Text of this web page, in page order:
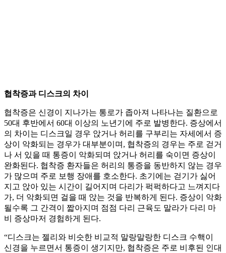
협착증과 디스크의 차이
협착증은 신경이 지나가는 통로가 좁아져 나타나는 질환으로
50대 후반에서 60대 이상의 노년기에 주로 발병한다. 증상에서
의 차이는 디스크일 경우 앉거나 허리를 구부리는 자세에서 증
상이 악화되는 경우가 대부분이며, 협착증의 경우는 주로 걷거
나 서 있을 때 통증이 악화되며 앉거나 허리를 숙이면 증상이
완화된다. 협착증 환자들은 허리의 통증을 동반하지 않는 경우
가 많으며 주로 보행 장애를 호소한다. 초기에는 걷기가 싫어
지고 앉아 있는 시간이 길어지며 다리가 퍽퍽하다고 느껴지다
가, 더 악화되면 걸을 때 앉는 것을 반복하게 된다. 증상이 악화
될수록 그 간격이 짧아지며 점점 다리 근육도 말라가 다리 마
비 증상마저 경험하게 된다.
“디스크는 젤리와 비슷한 비교적 말랑말랑한 디스크 수핵이
신경을 누르면서 통증이 생기지만, 협착증은 주로 비후된 인대